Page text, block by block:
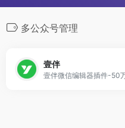
多公众号管理
壹伴